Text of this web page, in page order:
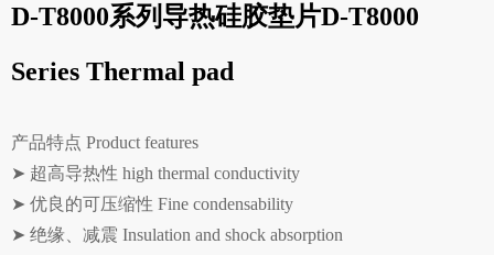
D-T8000系列导热硅胶垫片D-T8000
Series Thermal pad
产品特点 Product features
➤ 超高导热性 high thermal conductivity
➤ 优良的可压缩性 Fine condensability
➤ 绝缘、减震 Insulation and shock absorption